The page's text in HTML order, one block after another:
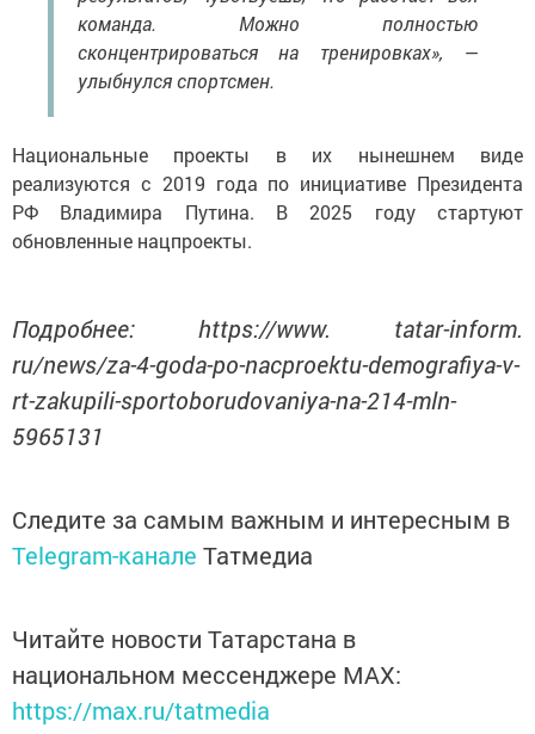
команда. Можно полностью
сконцентрироваться на тренировках», —
улыбнулся спортсмен.
Национальные проекты в их нынешнем виде
реализуются с 2019 года по инициативе Президента
РФ Владимира Путина. В 2025 году стартуют
обновленные нацпроекты.
Подробнее: https://www. tatar-inform.
ru/news/za-4-goda-po-nacproektu-demografiya-v-
rt-zakupili-sportoborudovaniya-na-214-mln-
5965131
Следите за самым важным и интересным в
Telegram-канале Татмедиа
Читайте новости Татарстана в
национальном мессенджере MАХ:
https://max.ru/tatmedia